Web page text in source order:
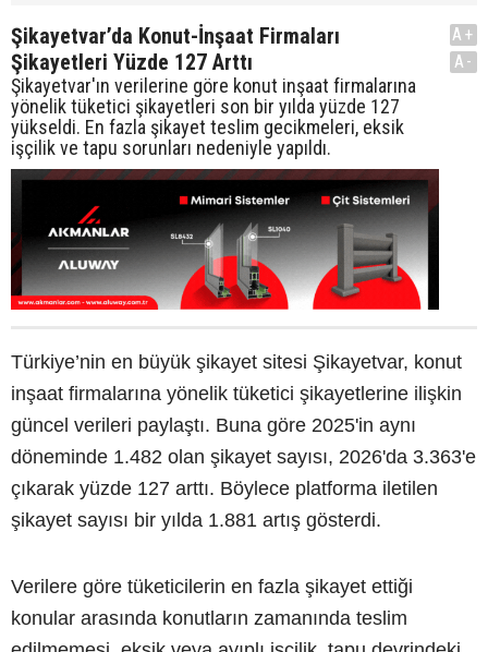
Şikayetvar’da Konut-İnşaat Firmaları
Şikayetleri Yüzde 127 Arttı
Şikayetvar'ın verilerine göre konut inşaat firmalarına
yönelik tüketici şikayetleri son bir yılda yüzde 127
yükseldi. En fazla şikayet teslim gecikmeleri, eksik
işçilik ve tapu sorunları nedeniyle yapıldı.
A+
A-
Türkiye’nin en büyük şikayet sitesi Şikayetvar, konut
inşaat firmalarına yönelik tüketici şikayetlerine ilişkin
güncel verileri paylaştı. Buna göre 2025'in aynı
döneminde 1.482 olan şikayet sayısı, 2026'da 3.363'e
çıkarak yüzde 127 arttı. Böylece platforma iletilen
şikayet sayısı bir yılda 1.881 artış gösterdi.
Verilere göre tüketicilerin en fazla şikayet ettiği
konular arasında konutların zamanında teslim